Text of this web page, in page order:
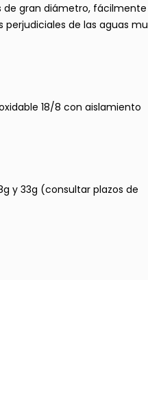
de gran diámetro, fácilmente
de las aguas
18/8 con aislamiento
y 33g (consultar plazos de